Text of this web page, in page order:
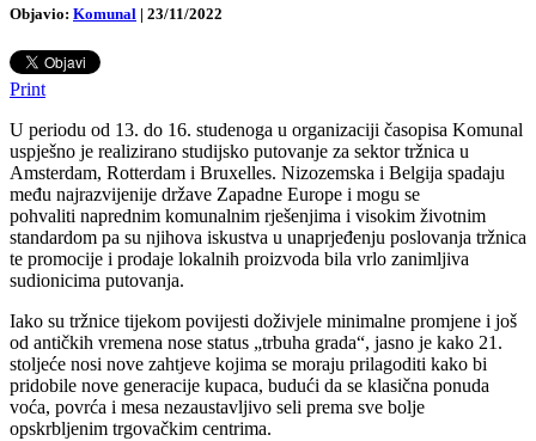
Objavio: Komunal | 23/11/2022
Print
U periodu od 13. do 16. studenoga u organizaciji časopisa Komunal
uspješno je realizirano studijsko putovanje za sektor tržnica u
Amsterdam, Rotterdam i Bruxelles. Nizozemska i Belgija spadaju
među najrazvijenije države Zapadne Europe i mogu se
pohvaliti naprednim komunalnim rješenjima i visokim životnim
standardom pa su njihova iskustva u unaprjeđenju poslovanja tržnica
te promocije i prodaje lokalnih proizvoda bila vrlo zanimljiva
sudionicima putovanja.
Iako su tržnice tijekom povijesti doživjele minimalne promjene i još
od antičkih vremena nose status „trbuha grada“, jasno je kako 21.
stoljeće nosi nove zahtjeve kojima se moraju prilagoditi kako bi
pridobile nove generacije kupaca, budući da se klasična ponuda
voća, povrća i mesa nezaustavljivo seli prema sve bolje
opskrbljenim trgovačkim centrima.